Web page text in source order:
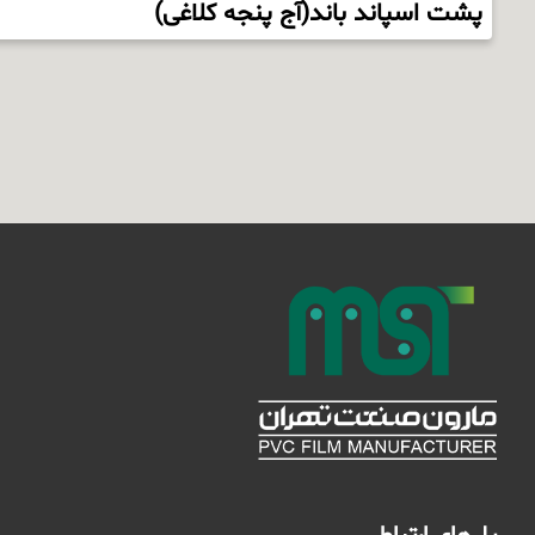
پشت اسپاند باند(آج پنجه کلاغی)